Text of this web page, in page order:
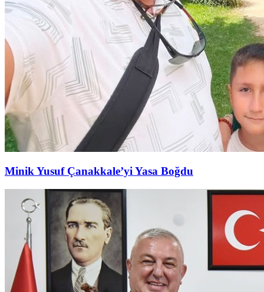
Minik Yusuf Çanakkale’yi Yasa Boğdu